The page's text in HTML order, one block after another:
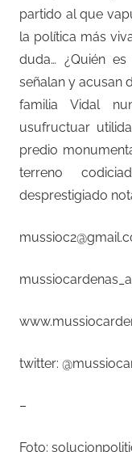
partido al que
la política más
duda… ¿Quién
señalan y acusan
familia Vidal
usufructuar
predio
terreno
desprestigiado
twitter:
–
Foto: